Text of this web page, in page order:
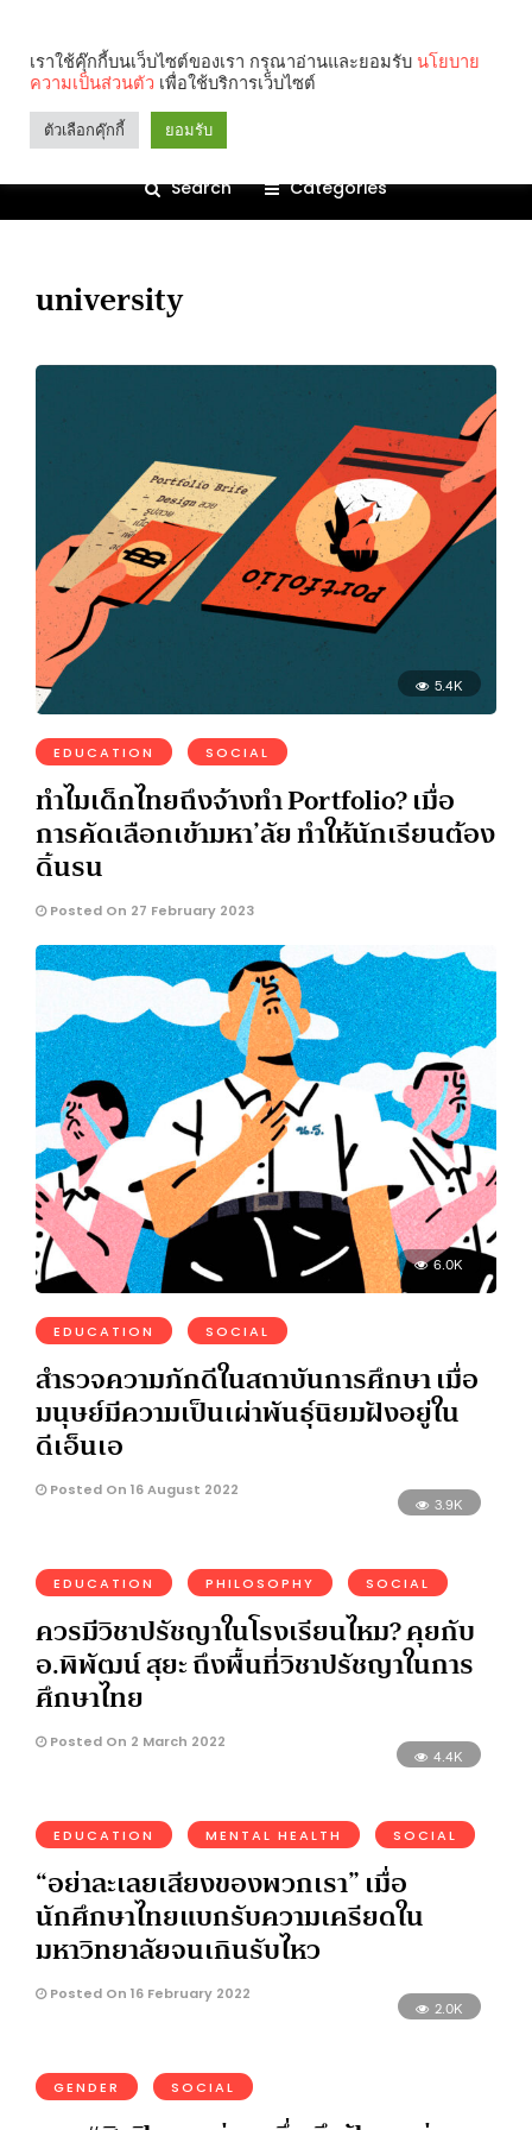
Search Categories
university
5.4K
EDUCATION SOCIAL
ทำไมเด็กไทยถึงจ้างทำ Portfolio? เมื่อ
การคัดเลือกเข้ามหา’ลัย ทำให้นักเรียนต้อง
ดิ้นรน
Posted On 27 February 2023
6.0K
EDUCATION SOCIAL
สำรวจความภักดีในสถาบันการศึกษา เมื่อ
มนุษย์มีความเป็นเผ่าพันธุ์นิยมฝังอยู่ใน
ดีเอ็นเอ
Posted On 16 August 2022
3.9K
EDUCATION PHILOSOPHY SOCIAL
ควรมีวิชาปรัชญาในโรงเรียนไหม? คุยกับ
อ.พิพัฒน์ สุยะ ถึงพื้นที่วิชาปรัชญาในการ
ศึกษาไทย
Posted On 2 March 2022
4.4K
EDUCATION MENTAL HEALTH SOCIAL
“อย่าละเลยเสียงของพวกเรา” เมื่อ
นักศึกษาไทยแบกรับความเครียดใน
มหาวิทยาลัยจนเกินรับไหว
Posted On 16 February 2022
2.0K
GENDER SOCIAL
เราใช้คุ๊กกี้บนเว็บไซต์ของเรา กรุณาอ่านและยอมรับ นโยบาย
ความเป็นส่วนตัว เพื่อใช้บริการเว็บไซต์
ตัวเลือกคุ๊กกี้ ยอมรับ